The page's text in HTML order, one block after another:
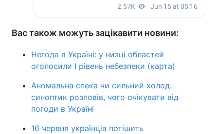
Вас також можуть зацікавити новини:
Негода в Україні: у низці областей
оголосили І рівень небезпеки (карта)
Аномальна спека чи сильний холод:
синоптик розповів, чого очікувати від
погоди в Україні
16 червня українців потішить